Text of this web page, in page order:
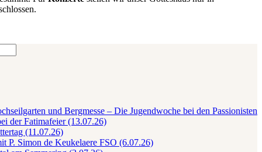
und Bergmesse – Die Jugendwoche bei den Passionisten
der Fatimafeier (13.07.26)
(11.07.26)
P. Simon de Keukelaere FSO (6.07.26)